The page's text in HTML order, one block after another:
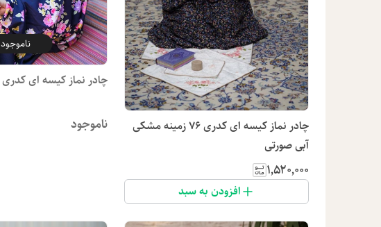
چادر نماز کیسه ای کدری 76 زمینه مشکی
آبی صورتی
۱٬۵۲۰٬۰۰۰
افزودن به سبد
ناموجود
چادر نماز کیسه ای کدری 3
ناموجود